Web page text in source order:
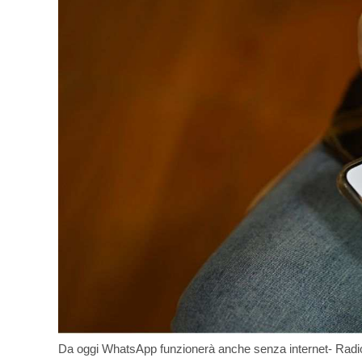
Da oggi WhatsApp funzionerà anche senza internet-